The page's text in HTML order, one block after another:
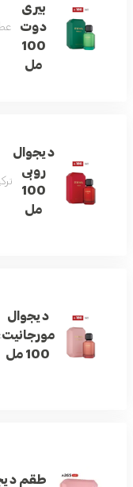
بيرى
دوت
100
مل
ديجوال
روبى
100
مل
ديجوال
مورجانيت
100 مل
طقم